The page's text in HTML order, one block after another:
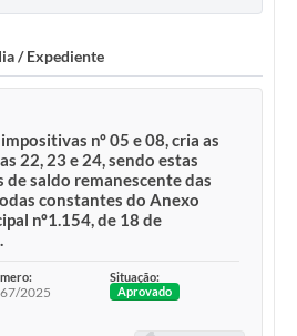
/ Expediente
nº 05 e 08, cria as
22, 23 e 24, sendo estas
saldo remanescente das
constantes do Anexo
nº1.154, de 18 de
2025
Situação:
Aprovado